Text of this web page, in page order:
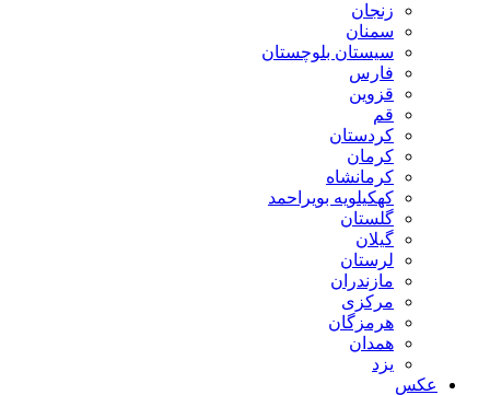
زنجان
سمنان
سیستان بلوچستان
فارس
قزوین
قم
کردستان
کرمان
کرمانشاه
کهکیلویه بویراحمد
گلستان
گیلان
لرستان
مازندران
مرکزی
هرمزگان
همدان
یزد
عکس